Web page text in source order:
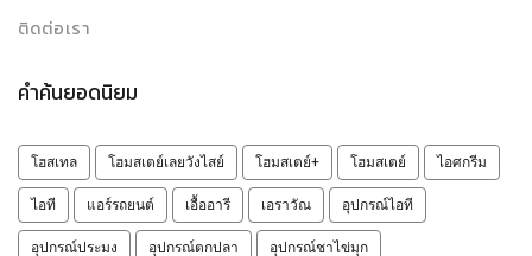
ติดต่อเรา
คำค้นยอดนิยม
โฮสเทล โฮมสเตย์เลยวังไสย์ โฮมสเตย์+ โฮมสเตย์ ไอศกรีม
ไอที แอร์รถยนต์ เอื้ออารี เอราวัณ อุปกรณ์ไอที
อุปกรณ์ประมง อุปกรณ์ตกปลา อุปกรณ์ชาไข่มุก